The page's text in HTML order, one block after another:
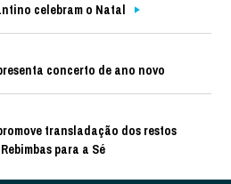
celebram o Natal
concerto de ano novo
transladação dos restos
para a Sé